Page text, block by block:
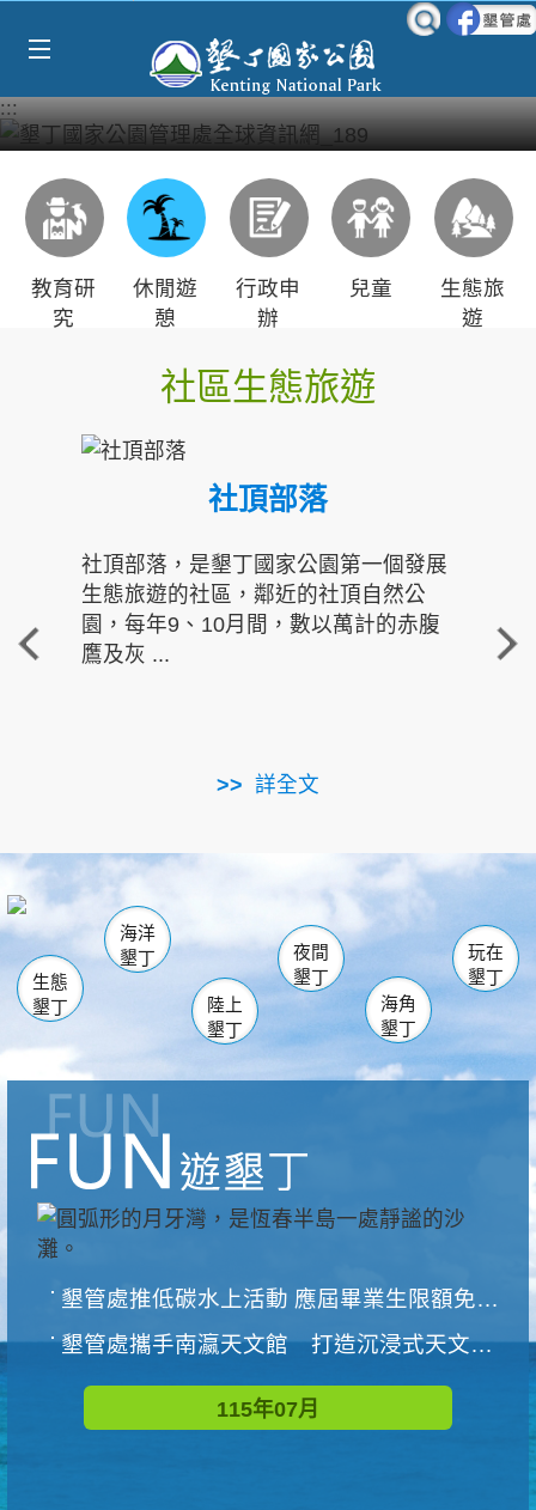
:::
教育研
究
休閒遊
憩
行政申
辦
兒童
生態旅
遊
社區生態旅遊
社頂部落
社頂部落，是墾丁國家公園第一個發展
生態旅遊的社區，鄰近的社頂自然公
園，每年9、10月間，數以萬計的赤腹
鷹及灰 ...
詳全文
重
走進
南仁湖
海生館
恆春 佳樂水
龍鑾潭自然中心 森林遊樂區
瓊麻館
關山 墾管處遊客中心
社頂公園 風吹沙
船帆石
白砂 龍磐公園
香蕉灣
砂島
鵝鑾鼻
生態
墾丁
海洋
墾丁
陸上
墾丁
夜間
墾丁
海角
墾丁
玩在
墾丁
墾管處推低碳水上活動 應屆畢業生限額免費參加
墾管處攜手南瀛天文館 打造沉浸式天文探索營隊
115年07月